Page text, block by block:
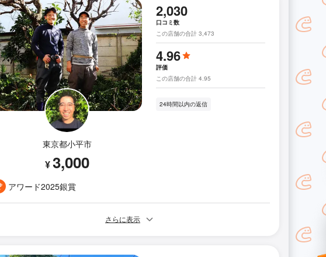
東京都小平市
¥3,000
アワード2025銀賞
2,030
口コミ数
この店舗の合計 3,473
4.96
評価
この店舗の合計 4.95
24時間以内の返信
さらに表示